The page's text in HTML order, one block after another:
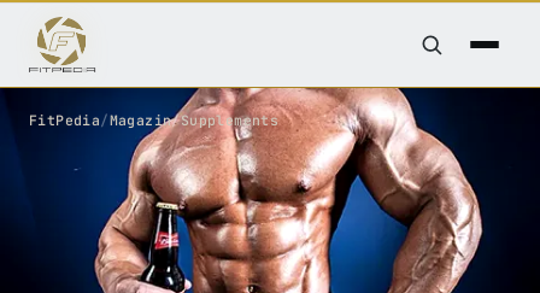
FitPedia/Magazin/Supplements